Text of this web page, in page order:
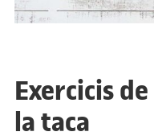
Exercicis
la taca